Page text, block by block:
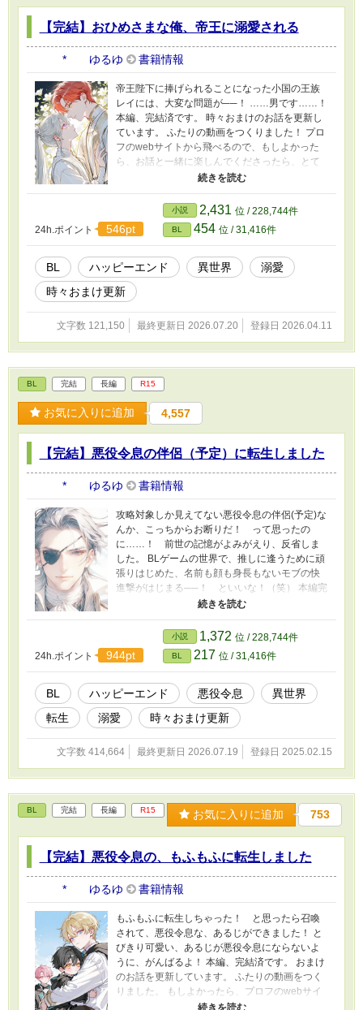
【完結】おひめさまな俺、帝王に溺愛される
* ゆるゆ 書籍情報
帝王陛下に捧げられることになった小国の王族
レイには、大変な問題が──！ ……男です……！
本編、完結済です。 時々おまけのお話を更新し
ています。 ふたりの動画をつくりました！ プロ
フのwebサイトから飛べるので、もしよかった
ら、お話と一緒に楽しんでくださったら、とて
もうれしいです！ 表紙や動画にAIを使っていま
応援のおかげで『もふもふ獣人に転生したら、
最愛の推しに溺愛されています』書籍化、心か
ら、ありがとうございます！
24h.ポイント 546pt
小説 2,431 位 / 228,744件
BL 454 位 / 31,416件
BL ハッピーエンド 異世界
溺愛
時々おまけ更新
文字数 121,150 最終更新日 2026.07.20 登録日 2026.04.11
BL 完結 長編 R15
お気に入りに追加 4,557
【完結】悪役令息の伴侶（予定）に転生しました
* ゆるゆ 書籍情報
攻略対象しか見えてない悪役令息の伴侶(予定)な
んか、こっちからお断りだ！ って思ったの
に……！ 前世の記憶がよみがえり、反省しま
した。 BLゲームの世界で、推しに逢うために頑
張りはじめた、名前も顔も身長もないモブの快
進撃がはじまる──！ といいな！（笑） 本編完
結済。 おまけのお話を時々更新しています。 皆
さまの応援のおかげで『もふもふ獣人に転生し
たら、最愛の推しに溺愛されています』書籍
化、心から、ありがとうございます！ 皆の動画
をつくりました！ もしよかったら、プロフの
webサイトからどうぞです。 表紙や動画にはAI
を使っていますが、小説にはAIを使っておりま
せん
24h.ポイント 944pt
小説 1,372 位 / 228,744件
BL 217 位 / 31,416件
BL ハッピーエンド 悪役令息
異世界
転生
溺愛 時々おまけ更新
文字数 414,664 最終更新日 2026.07.19 登録日 2025.02.15
BL 完結 長編 R15 お気に入りに追加 753
【完結】悪役令息の、もふもふに転生しました
* ゆるゆ 書籍情報
もふもふに転生しちゃった！ と思ったら召喚
されて、悪役令息な、あるじができました！ と
びきり可愛い、あるじが悪役令息にならないよ
うに、がんばるよ！ 本編、完結済です。 おまけ
のお話を更新しています。 ふたりの動画をつく
りました。 もしよかったら、プロフのwebサイ
トからどうぞです！ 表紙や動画にAIを使用して